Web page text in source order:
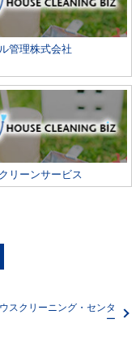
管理株式会社
リーンサービス
スクリーニング・センタ
ー